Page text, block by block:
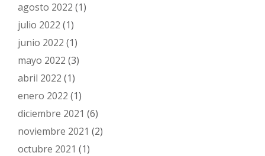
agosto 2022 (1)
julio 2022 (1)
junio 2022 (1)
mayo 2022 (3)
abril 2022 (1)
enero 2022 (1)
diciembre 2021 (6)
noviembre 2021 (2)
octubre 2021 (1)